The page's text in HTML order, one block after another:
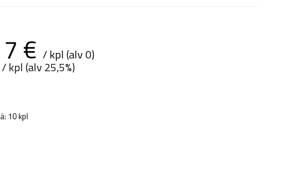
€ / kpl (alv 0)
/ kpl (alv 25,5%)
10 kpl